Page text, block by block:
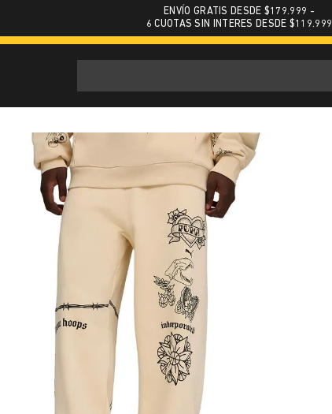
ENVÍO GRATIS DESDE $179.999 -
6 CUOTAS SIN INTERES DESDE $119.999